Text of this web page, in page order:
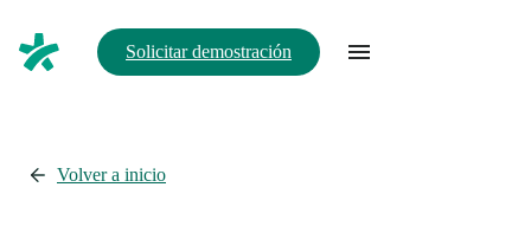
Solicitar demostración
Volver a inicio